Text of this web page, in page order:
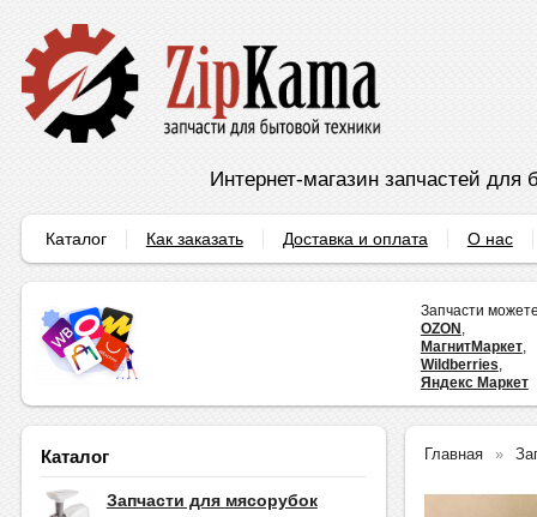
Интернет-магазин запчастей для
Каталог Как заказать Доставка и оплата О нас
Запчасти
OZON ,
МагнитМаркет,
Wildberries,
Яндекс Маркет
Каталог
Запчасти для мясорубок
Главная